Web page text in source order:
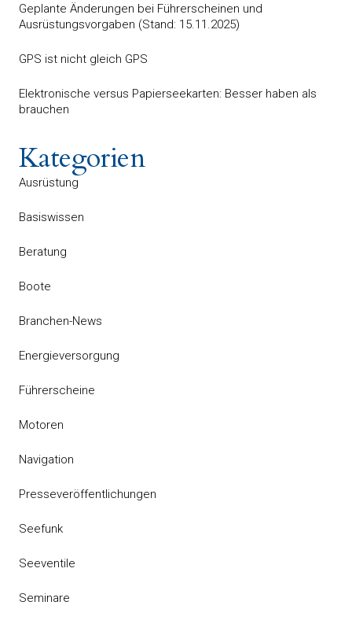
Geplante Änderungen bei Führerscheinen und
Ausrüstungsvorgaben (Stand: 15.11.2025)
GPS ist nicht gleich GPS
Elektronische versus Papierseekarten: Besser haben als
brauchen
Kategorien
Ausrüstung
Basiswissen
Beratung
Boote
Branchen-News
Energieversorgung
Führerscheine
Motoren
Navigation
Presseveröffentlichungen
Seefunk
Seeventile
Seminare